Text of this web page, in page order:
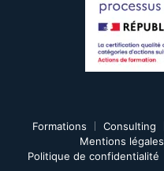
Formations Consulting
Mentions légales
Politique de confidentialité